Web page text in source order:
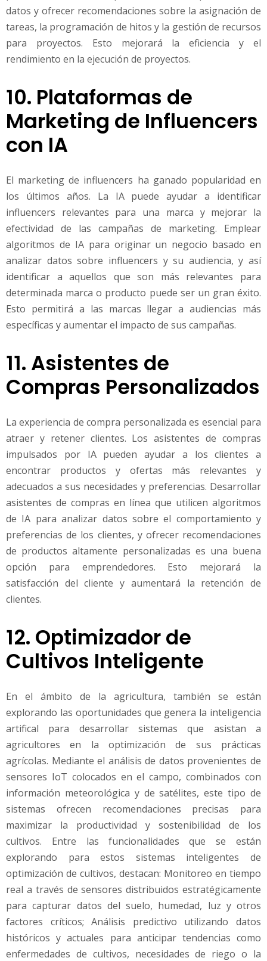
datos y ofrecer recomendaciones sobre la asignación de
tareas, la programación de hitos y la gestión de recursos
para proyectos. Esto mejorará la eficiencia y el
rendimiento en la ejecución de proyectos.
10. Plataformas de
Marketing de Influencers
con IA
El marketing de influencers ha ganado popularidad en
los últimos años. La IA puede ayudar a identificar
influencers relevantes para una marca y mejorar la
efectividad de las campañas de marketing. Emplear
algoritmos de IA para originar un negocio basado en
analizar datos sobre influencers y su audiencia, y así
identificar a aquellos que son más relevantes para
determinada marca o producto puede ser un gran éxito.
Esto permitirá a las marcas llegar a audiencias más
específicas y aumentar el impacto de sus campañas.
11. Asistentes de
Compras Personalizados
La experiencia de compra personalizada es esencial para
atraer y retener clientes. Los asistentes de compras
impulsados por IA pueden ayudar a los clientes a
encontrar productos y ofertas más relevantes y
adecuados a sus necesidades y preferencias. Desarrollar
asistentes de compras en línea que utilicen algoritmos
de IA para analizar datos sobre el comportamiento y
preferencias de los clientes, y ofrecer recomendaciones
de productos altamente personalizadas es una buena
opción para emprendedores. Esto mejorará la
satisfacción del cliente y aumentará la retención de
clientes.
12. Optimizador de
Cultivos Inteligente
En el ámbito de la agricultura, también se están
explorando las oportunidades que genera la inteligencia
artifical para desarrollar sistemas que asistan a
agricultores en la optimización de sus prácticas
agrícolas. Mediante el análisis de datos provenientes de
sensores IoT colocados en el campo, combinados con
información meteorológica y de satélites, este tipo de
sistemas ofrecen recomendaciones precisas para
maximizar la productividad y sostenibilidad de los
cultivos. Entre las funcionalidades que se están
explorando para estos sistemas inteligentes de
optimización de cultivos, destacan: Monitoreo en tiempo
real a través de sensores distribuidos estratégicamente
para capturar datos del suelo, humedad, luz y otros
factores críticos; Análisis predictivo utilizando datos
históricos y actuales para anticipar tendencias como
enfermedades de cultivos, necesidades de riego o la